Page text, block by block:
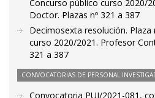
Concurso público curso 2020/
Doctor. Plazas nº 321 a 387
Decimosexta resolución. Plaza
curso 2020/2021. Profesor
321 a 387
CONVOCATORIAS DE PERSONAL
Convocatoria PUI/2021-081,